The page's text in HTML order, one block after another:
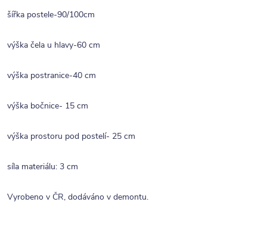
šířka postele-90/100cm
výška čela u hlavy-60 cm
výška postranice-40 cm
výška bočnice- 15 cm
výška prostoru pod postelí- 25 cm
síla materiálu: 3 cm
Vyrobeno v ČR, dodáváno v demontu.